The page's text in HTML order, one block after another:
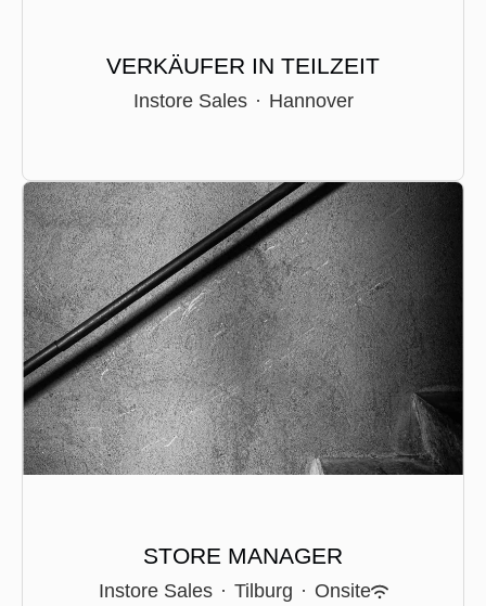
VERKÄUFER IN TEILZEIT
Instore Sales · Hannover
STORE MANAGER
Instore Sales · Tilburg · Onsite